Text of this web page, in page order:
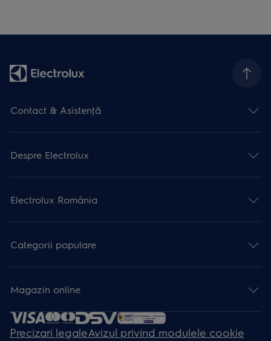
Contact & Asistenţă
Despre Electrolux
Electrolux România
Categorii populare
Magazin online
Precizari legaleAvizul privind modulele cookie